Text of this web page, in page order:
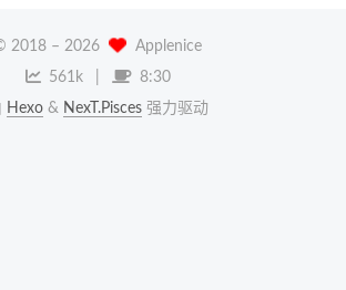
2018 – 2026
Applenice
561k
8:30
Hexo & NexT.Pisces 强力驱动